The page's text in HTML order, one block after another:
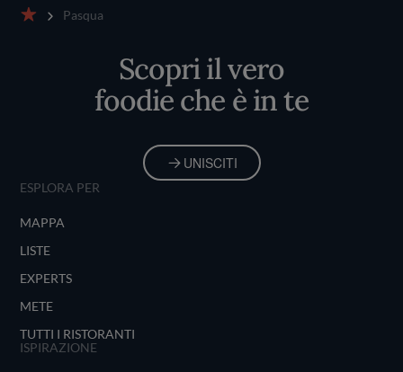
Pasqua
Scopri il vero
foodie che è in te
UNISCITI
ESPLORA PER
MAPPA
LISTE
EXPERTS
METE
TUTTI I RISTORANTI
ISPIRAZIONE